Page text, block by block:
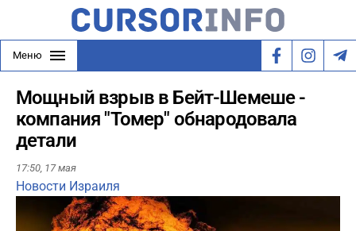
Меню
Мощный взрыв в Бейт-Шемеше -
компания "Томер" обнародовала
детали
17:50, 17 мая
Новости Израиля